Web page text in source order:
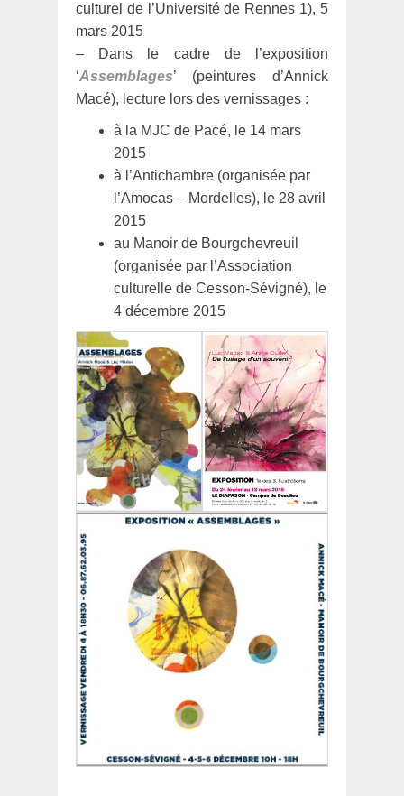
culturel de l’Université de Rennes 1), 5
mars 2015
– Dans le cadre de l’exposition
‘Assemblages’ (peintures d’Annick
Macé), lecture lors des vernissages :
à la MJC de Pacé, le 14 mars
2015
à l’Antichambre (organisée par
l’Amocas – Mordelles), le 28 avril
2015
au Manoir de Bourgchevreuil
(organisée par l’Association
culturelle de Cesson-Sévigné), le
4 décembre 2015